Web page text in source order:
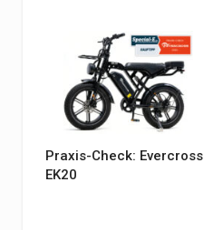
Praxis-Check: Evercross
EK20